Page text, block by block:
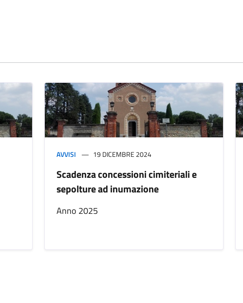
AVVISI 19 DICEMBRE 2024
Scadenza concessioni cimiteriali e
sepolture ad inumazione
Anno 2025